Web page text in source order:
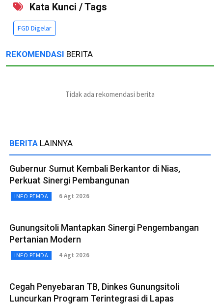
Kata Kunci / Tags
FGD Digelar
REKOMENDASI BERITA
Tidak ada rekomendasi berita
BERITA LAINNYA
Gubernur Sumut Kembali Berkantor di Nias,
Perkuat Sinergi Pembangunan
INFO PEMDA 6 Agt 2026
Gunungsitoli Mantapkan Sinergi Pengembangan
Pertanian Modern
INFO PEMDA 4 Agt 2026
Cegah Penyebaran TB, Dinkes Gunungsitoli
Luncurkan Program Terintegrasi di Lapas